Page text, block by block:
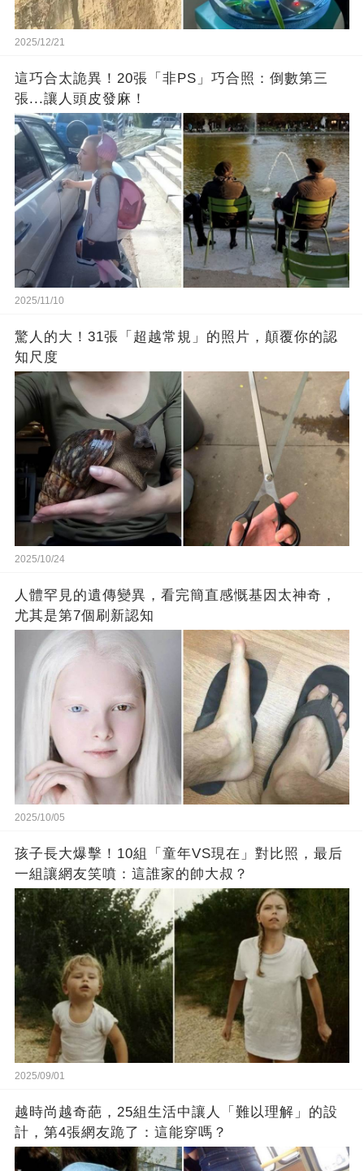
2025/12/21
這巧合太詭異！20張「非PS」巧合照：倒數第三
張...讓人頭皮發麻！
2025/11/10
驚人的大！31張「超越常規」的照片，顛覆你的認
知尺度
2025/10/24
人體罕見的遺傳變異，看完簡直感慨基因太神奇，
尤其是第7個刷新認知
2025/10/05
孩子長大爆擊！10組「童年VS現在」對比照，最后
一組讓網友笑噴：這誰家的帥大叔？
2025/09/01
越時尚越奇葩，25組生活中讓人「難以理解」的設
計，第4張網友跪了：這能穿嗎？